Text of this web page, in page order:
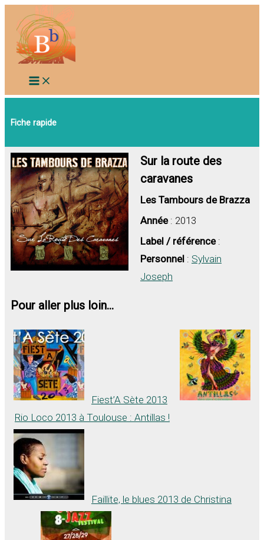
contenu
Fiche rapide
Sur la route des
caravanes
Les Tambours de Brazza
Année: 2013
Label / référence:
Personnel : Sylvain
Joseph
Pour aller plus loin...
Fiest’A Sète 2013
Rio Loco 2013 à Toulouse : Antillas !
Faillite, le blues 2013 de Christina